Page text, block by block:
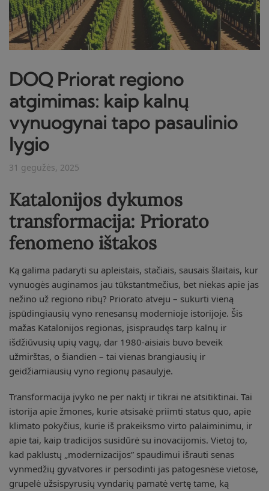
DOQ Priorat regiono
atgimimas: kaip kalnų
vynuogynai tapo pasaulinio
lygio
31 gegužės, 2025
Katalonijos dykumos
transformacija: Priorato
fenomeno ištakos
Ką galima padaryti su apleistais, stačiais, sausais šlaitais, kur
vynuogės auginamos jau tūkstantmečius, bet niekas apie jas
nežino už regiono ribų? Priorato atveju – sukurti vieną
įspūdingiausių vyno renesansų modernioje istorijoje. Šis
mažas Katalonijos regionas, įsispraudęs tarp kalnų ir
išdžiūvusių upių vagų, dar 1980-aisiais buvo beveik
užmirštas, o šiandien – tai vienas brangiausių ir
geidžiamiausių vyno regionų pasaulyje.
Transformacija įvyko ne per naktį ir tikrai ne atsitiktinai. Tai
istorija apie žmones, kurie atsisakė priimti status quo, apie
klimato pokyčius, kurie iš prakeiksmo virto palaiminimu, ir
apie tai, kaip tradicijos susidūrė su inovacijomis. Vietoj to,
kad paklustų „modernizacijos” spaudimui išrauti senas
vynmedžių gyvatvores ir persodinti jas patogesnėse vietose,
grupelė užsispyrusių vyndarių pamatė vertę tame, ką